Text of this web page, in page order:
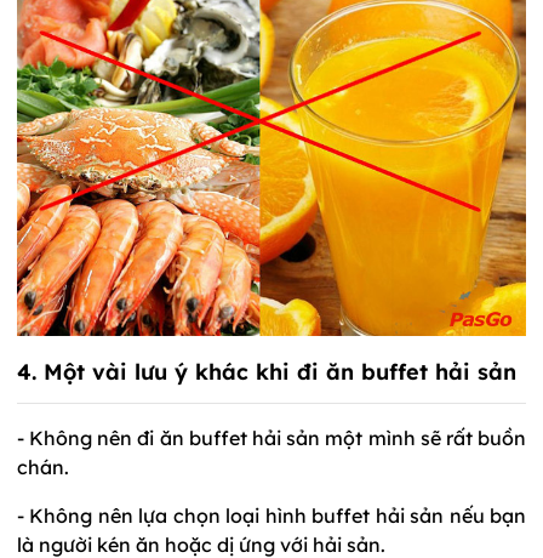
4. Một vài lưu ý khác khi đi ăn buffet hải sản
- Không nên đi ăn buffet hải sản một mình sẽ rất buồn
chán.
- Không nên lựa chọn loại hình buffet hải sản nếu bạn
là người kén ăn hoặc dị ứng với hải sản.